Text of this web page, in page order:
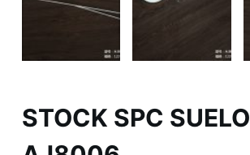
STOCK SPC SUELO